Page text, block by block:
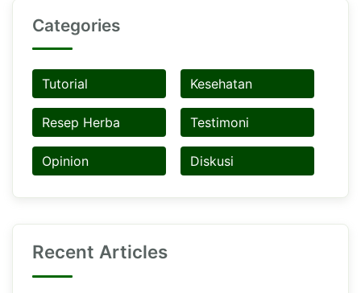
Categories
Tutorial Kesehatan
Resep Herba Testimoni
Opinion Diskusi
Recent Articles